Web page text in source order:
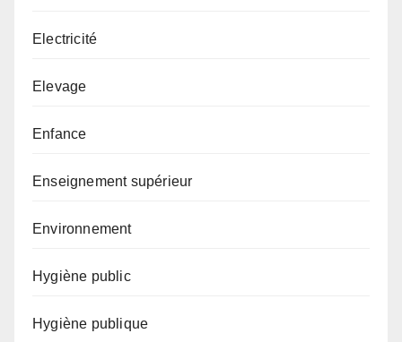
Electricité
Elevage
Enfance
Enseignement supérieur
Environnement
Hygiène public
Hygiène publique